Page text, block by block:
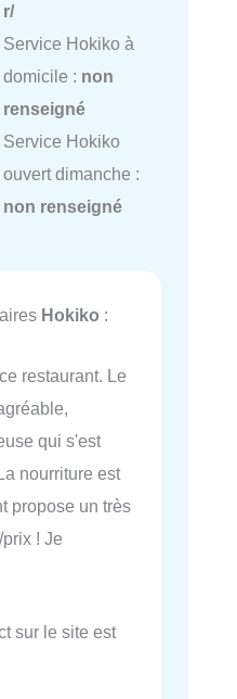
r/
Service Hokiko à
domicile : non
renseigné
Service Hokiko
ouvert dimanche :
non renseigné
Hokiko :
restaurant. Le
qui s'est
nourriture est
propose un très
! Je
sur le site est